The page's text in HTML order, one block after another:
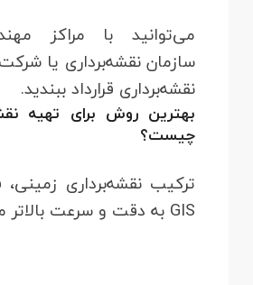
می‌توانید با مراکز
سازمان نقشه‌برداری یا
نقشه‌برداری قرارداد ببندید.
بهترین روش برای تهیه
چیست؟
ترکیب نقشه‌برداری زمینی،
GIS به دقت و سرعت بالاتر منجر می‌شود.